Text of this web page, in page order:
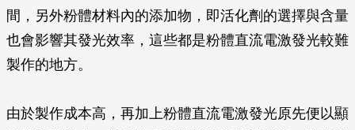
間，另外粉體材料內的添加物，即活化劑的選擇與含量
也會影響其發光效率，這些都是粉體直流電激發光較難
製作的地方。
由於製作成本高，再加上粉體直流電激發光原先便以顯